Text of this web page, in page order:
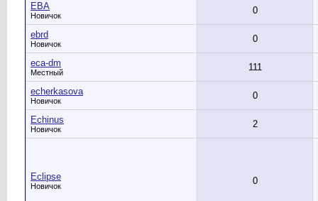
EBA
Новичок 0
ebrd
Новичок 0
eca-dm
Местный 111
echerkasova
Новичок 0
Echinus
Новичок 2
Eclipse
Новичок 0